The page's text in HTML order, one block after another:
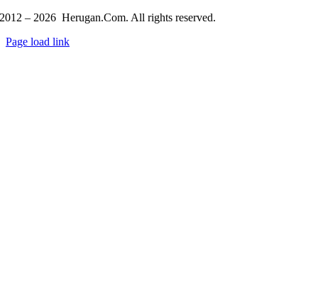
2012 – 2026 Herugan.Com. All rights reserved.
Page load link